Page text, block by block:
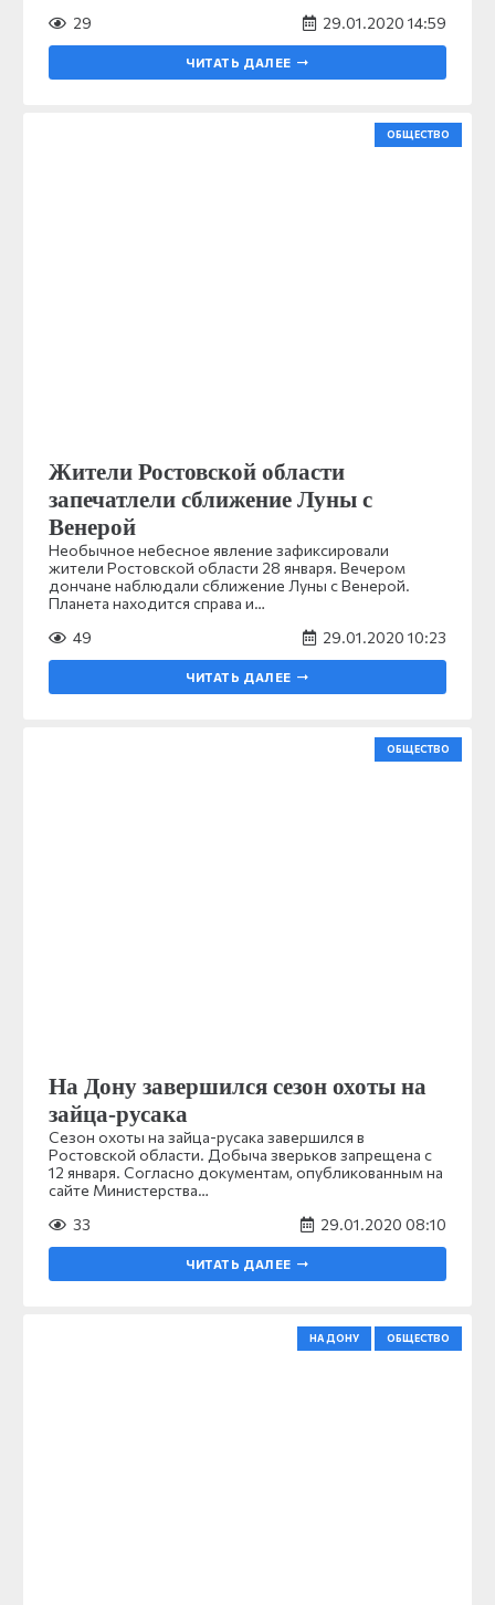
29
29.01.2020 14:59
ЧИТАТЬ ДАЛЕЕ
ОБЩЕСТВО
Жители Ростовской области
запечатлели сближение Луны с
Венерой
Необычное небесное явление зафиксировали
жители Ростовской области 28 января. Вечером
дончане наблюдали сближение Луны с Венерой.
Планета находится справа и…
49
29.01.2020 10:23
ЧИТАТЬ ДАЛЕЕ
ОБЩЕСТВО
На Дону завершился сезон охоты на
зайца-русака
Сезон охоты на зайца-русака завершился в
Ростовской области. Добыча зверьков запрещена с
12 января. Согласно документам, опубликованным на
сайте Министерства…
33
29.01.2020 08:10
ЧИТАТЬ ДАЛЕЕ
НА ДОНУ ОБЩЕСТВО